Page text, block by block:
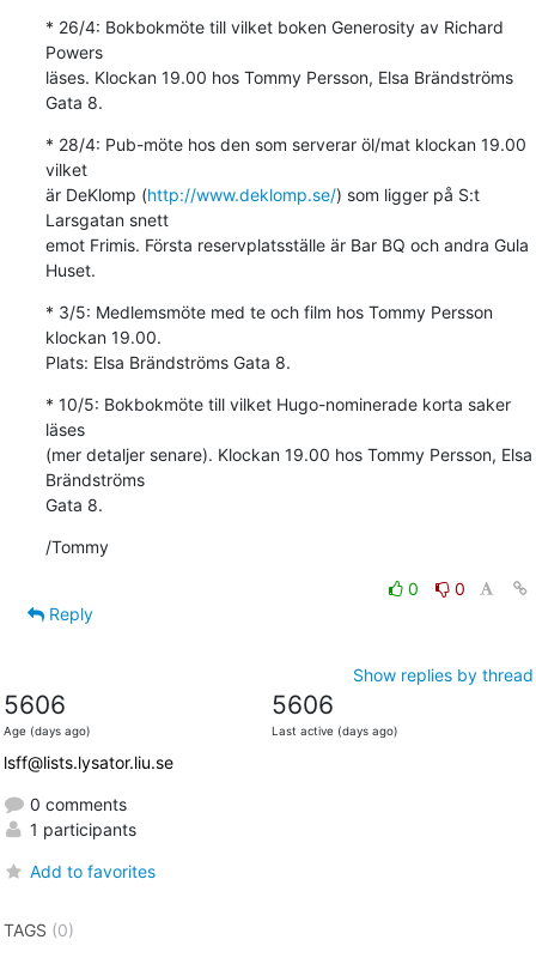
* 26/4: Bokbokmöte till vilket boken Generosity av Richard
Powers
läses. Klockan 19.00 hos Tommy Persson, Elsa Brändströms
Gata 8.
* 28/4: Pub-möte hos den som serverar öl/mat klockan 19.00
vilket
är DeKlomp (http://www.deklomp.se/) som ligger på S:t
Larsgatan snett
emot Frimis. Första reservplatsställe är Bar BQ och andra Gula
Huset.
* 3/5: Medlemsmöte med te och film hos Tommy Persson
klockan 19.00.
Plats: Elsa Brändströms Gata 8.
* 10/5: Bokbokmöte till vilket Hugo-nominerade korta saker
läses
(mer detaljer senare). Klockan 19.00 hos Tommy Persson, Elsa
Brändströms
Gata 8.
/Tommy
0
0
Reply
Show replies by thread
5606
Age (days ago)
5606
Last active (days ago)
lsff@lists.lysator.liu.se
0 comments
1 participants
Add to favorites
TAGS (0)